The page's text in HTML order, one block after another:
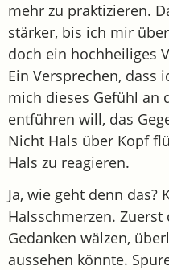
mehr zu praktizieren.
stärker, bis ich mir
doch ein hochheiliges
Ein Versprechen, dass
mich dieses Gefühl an
entführen will, das
Nicht Hals über Kopf
Hals zu reagieren.
Ja, wie geht denn das?
Halsschmerzen. Zuerst
Gedanken wälzen,
aussehen könnte.